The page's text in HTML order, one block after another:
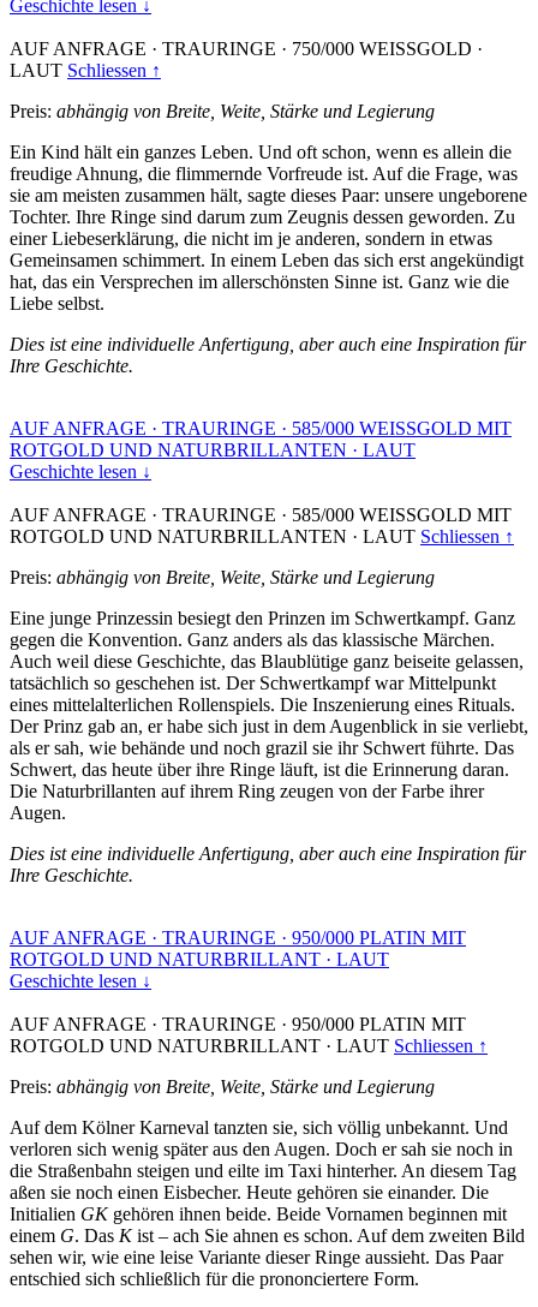
Geschichte lesen ↓
AUF ANFRAGE · TRAURINGE · 750/000 WEISSGOLD ·
LAUT Schliessen ↑
Preis: abhängig von Breite, Weite, Stärke und Legierung
Ein Kind hält ein ganzes Leben. Und oft schon, wenn es allein die
freudige Ahnung, die flimmernde Vorfreude ist. Auf die Frage, was
sie am meisten zusammen hält, sagte dieses Paar: unsere ungeborene
Tochter. Ihre Ringe sind darum zum Zeugnis dessen geworden. Zu
einer Liebeserklärung, die nicht im je anderen, sondern in etwas
Gemeinsamen schimmert. In einem Leben das sich erst angekündigt
hat, das ein Versprechen im allerschönsten Sinne ist. Ganz wie die
Liebe selbst.
Dies ist eine individuelle Anfertigung, aber auch eine Inspiration für
Ihre Geschichte.
AUF ANFRAGE · TRAURINGE · 585/000 WEISSGOLD MIT
ROTGOLD UND NATURBRILLANTEN · LAUT
Geschichte lesen ↓
AUF ANFRAGE · TRAURINGE · 585/000 WEISSGOLD MIT
ROTGOLD UND NATURBRILLANTEN · LAUT Schliessen ↑
Preis: abhängig von Breite, Weite, Stärke und Legierung
Eine junge Prinzessin besiegt den Prinzen im Schwertkampf. Ganz
gegen die Konvention. Ganz anders als das klassische Märchen.
Auch weil diese Geschichte, das Blaublütige ganz beiseite gelassen,
tatsächlich so geschehen ist. Der Schwertkampf war Mittelpunkt
eines mittelalterlichen Rollenspiels. Die Inszenierung eines Rituals.
Der Prinz gab an, er habe sich just in dem Augenblick in sie verliebt,
als er sah, wie behände und noch grazil sie ihr Schwert führte. Das
Schwert, das heute über ihre Ringe läuft, ist die Erinnerung daran.
Die Naturbrillanten auf ihrem Ring zeugen von der Farbe ihrer
Augen.
Dies ist eine individuelle Anfertigung, aber auch eine Inspiration für
Ihre Geschichte.
AUF ANFRAGE · TRAURINGE · 950/000 PLATIN MIT
ROTGOLD UND NATURBRILLANT · LAUT
Geschichte lesen ↓
AUF ANFRAGE · TRAURINGE · 950/000 PLATIN MIT
ROTGOLD UND NATURBRILLANT · LAUT Schliessen ↑
Preis: abhängig von Breite, Weite, Stärke und Legierung
Auf dem Kölner Karneval tanzten sie, sich völlig unbekannt. Und
verloren sich wenig später aus den Augen. Doch er sah sie noch in
die Straßenbahn steigen und eilte im Taxi hinterher. An diesem Tag
aßen sie noch einen Eisbecher. Heute gehören sie einander. Die
Initialien GKgehören ihnen beide. Beide Vornamen beginnen mit
einem G. Das Kist – ach Sie ahnen es schon. Auf dem zweiten Bild
sehen wir, wie eine leise Variante dieser Ringe aussieht. Das Paar
entschied sich schließlich für die prononciertere Form.